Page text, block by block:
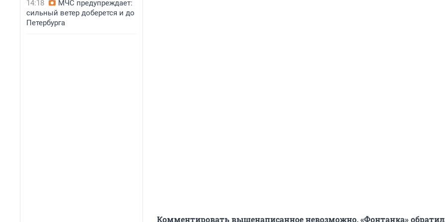
14:18
МЧС предупреждает:
сильный ветер доберется и до
Петербурга
Комментировать вышенаписанное невозможно. «Фонтанка»